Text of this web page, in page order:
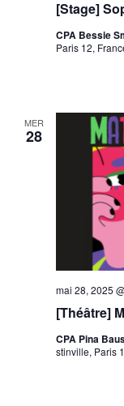
[Stage]
CPA Bessie
Paris 12,
MER
28
[Théâtre]
mai 28, 2025
CPA Pina
stinville, Paris